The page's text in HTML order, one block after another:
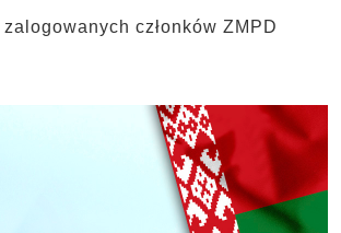
członków ZMPD